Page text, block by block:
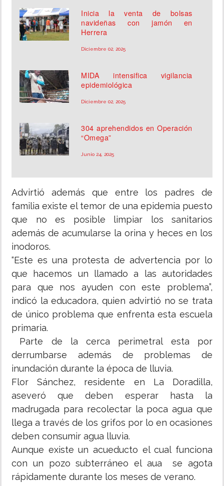
Inicia la venta de bolsas
navideñas con jamón en
Herrera
Diciembre 02, 2025
MIDA intensifica vigilancia
epidemiológica
Diciembre 02, 2025
304 aprehendidos en Operación
“Omega”
Junio 24, 2025
Advirtió además que entre los padres de
familia existe el temor de una epidemia puesto
que no es posible limpiar los sanitarios
además de acumularse la orina y heces en los
inodoros.
“Este es una protesta de advertencia por lo
que hacemos un llamado a las autoridades
para que nos ayuden con este problema”,
indicó la educadora, quien advirtió no se trata
de único problema que enfrenta esta escuela
primaria.
Parte de la cerca perimetral esta por
derrumbarse además de problemas de
inundación durante la época de lluvia.
Flor Sánchez, residente en La Doradilla,
aseveró que deben esperar hasta la
madrugada para recolectar la poca agua que
llega a través de los grifos por lo en ocasiones
deben consumir agua lluvia.
Aunque existe un acueducto el cual funciona
con un pozo subterráneo el aua se agota
rápidamente durante los meses de verano.